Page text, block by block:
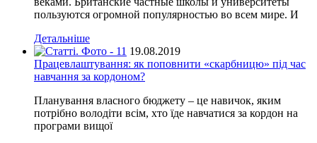
пользуются огромной популярностью во всем мире. И
Детальніше
19.08.2019
Працевлаштування: як поповнити «скарбницю» під час
навчання за кордоном?
Планування власного бюджету – це навичок, яким
потрібно володіти всім, хто їде навчатися за кордон на
програми вищої